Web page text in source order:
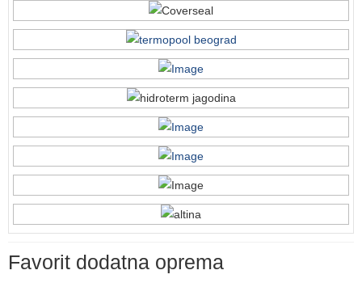
Favorit dodatna oprema